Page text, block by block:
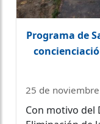
Programa de
25 de
Con motivo del